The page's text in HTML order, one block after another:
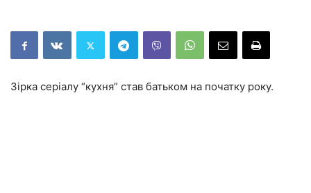
Зірка серіалу “кухня” став батьком на початку року.